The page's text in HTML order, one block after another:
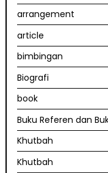
arrangement
article
bimbingan
Biografi
book
Buku Referen dan
Khutbah
Khutbah